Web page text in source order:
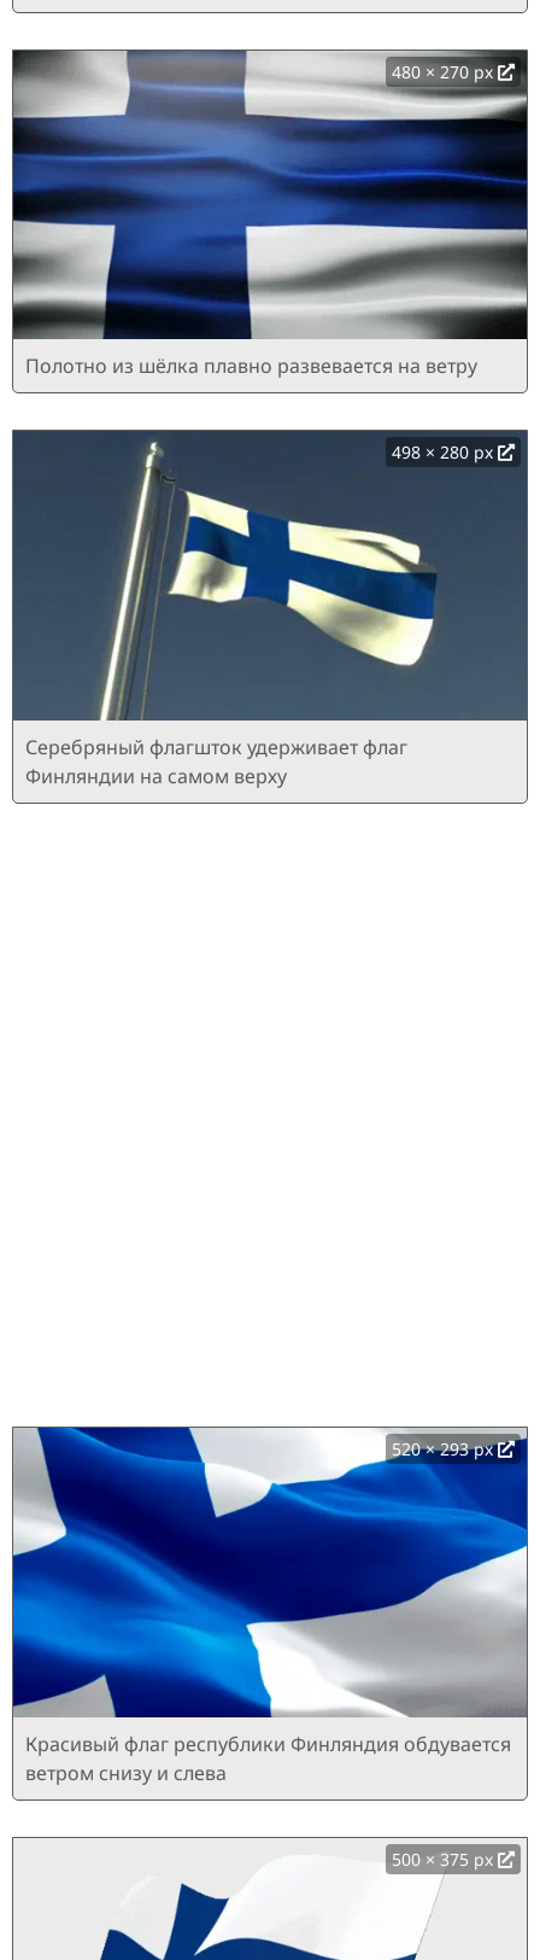
480 × 270 px
Полотно из шёлка плавно развевается на ветру
498 × 280 px
Серебряный флагшток удерживает флаг
Финляндии на самом верху
520 × 293 px
Красивый флаг республики Финляндия обдувается
ветром снизу и слева
500 × 375 px